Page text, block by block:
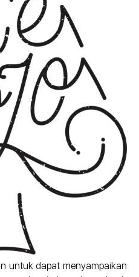
untuk dapat menyampaikan